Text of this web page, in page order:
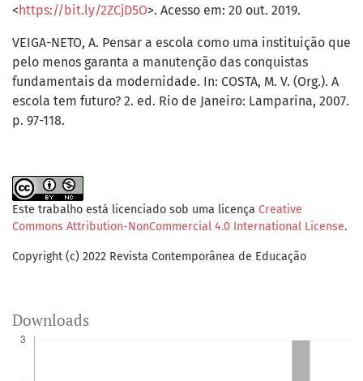
< https://bit.ly/2ZCjD5O>. Acesso em: 20 out. 2019.
VEIGA-NETO, A. Pensar a escola como uma instituição que
pelo menos garanta a manutenção das conquistas
fundamentais da modernidade. In: COSTA, M. V. (Org.). A
escola tem futuro? 2. ed. Rio de Janeiro: Lamparina, 2007.
p. 97-118.
Este trabalho está licenciado sob uma licença Creative
Commons Attribution-NonCommercial 4.0 International License.
Copyright (c) 2022 Revista Contemporânea de Educação
Downloads